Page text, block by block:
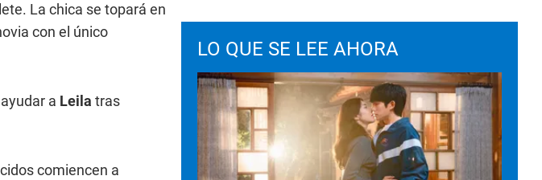
La chica se topará en
con el único
a Leila tras
comiencen a
LO QUE SE LEE AHORA